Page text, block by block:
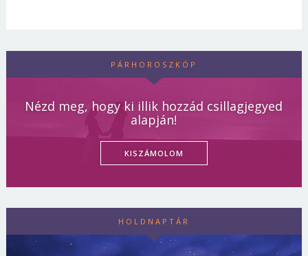
PÁRHOROSZKÓP
Nézd meg, hogy ki illik hozzád csillagjegyed
alapján!
KISZÁMOLOM
HOLDNAPTÁR